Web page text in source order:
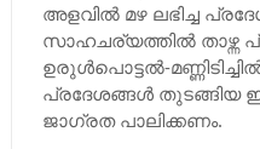
അളവില്‍ മഴ ലഭിച്ച
സാഹചര്യത്തില്‍ താഴ്ന്ന
ഉരുള്‍പൊട്ടല്‍-
പ്രദേശങ്ങള്‍ തുടങ്ങിയ
ജാഗ്രത പാലിക്കണം.